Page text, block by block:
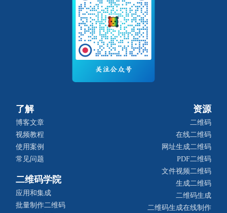
了解
博客文章
视频教程
使用案例
常见问题
二维码学院
应用和集成
批量制作二维码
资源
二维码
在线二维码
网址生成二维码
PDF二维码
文件视频二维码
生成二维码
二维码生成
二维码生成在线制作